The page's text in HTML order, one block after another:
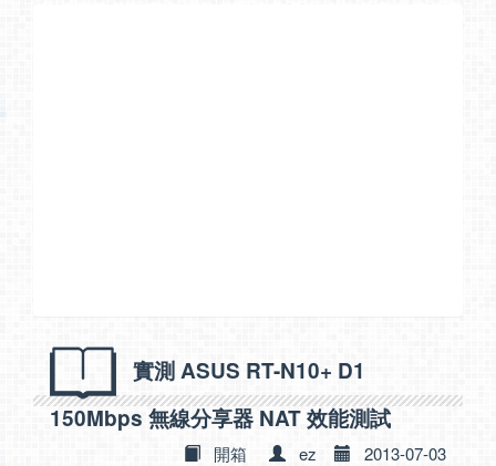
實測 ASUS RT-N10+ D1
150Mbps 無線分享器 NAT 效能測試
開箱 ez 2013-07-03